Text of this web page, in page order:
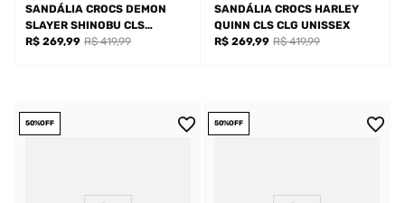
SANDÁLIA CROCS DEMON
SLAYER SHINOBU CLS
UNISSEX
R$ 269,99 R$ 419,99
SANDÁLIA CROCS HARLEY
QUINN CLS CLG UNISSEX
R$ 269,99 R$ 419,99
50%OFF 50%OFF